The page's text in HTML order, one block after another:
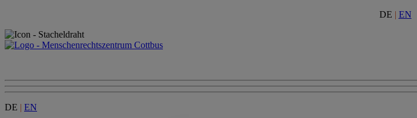
DE | EN
DE | EN